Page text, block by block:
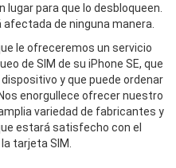
lugar para que lo desbloqueen.
de ninguna manera.
le ofreceremos un servicio
de SIM de su iPhone SE, que
y que puede ordenar
enorgullece ofrecer nuestro
variedad de fabricantes y
estará satisfecho con el
tarjeta SIM.